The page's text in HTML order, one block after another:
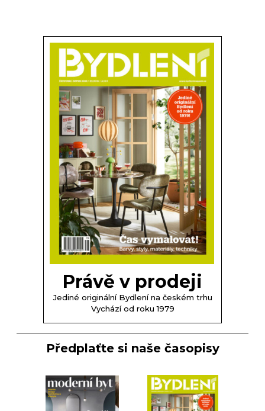
Právě v prodeji
Jediné originální Bydlení na českém trhu
Vychází od roku 1979
Předplaťte si naše časopisy